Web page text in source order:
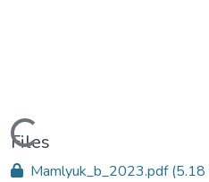
Loading...
Files
Mamlyuk_b_2023.pdf(5.18